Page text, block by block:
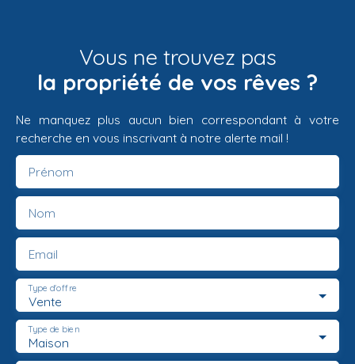
Vous ne trouvez pas
la propriété de vos rêves ?
Ne manquez plus aucun bien correspondant à votre
recherche en vous inscrivant à notre alerte mail !
Prénom
Nom
Email
Vente
Type d'offre
Maison
Type de bien